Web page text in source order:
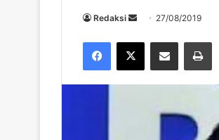
Redaksi
Send 27/08/2019
Facebook
X Share via Email